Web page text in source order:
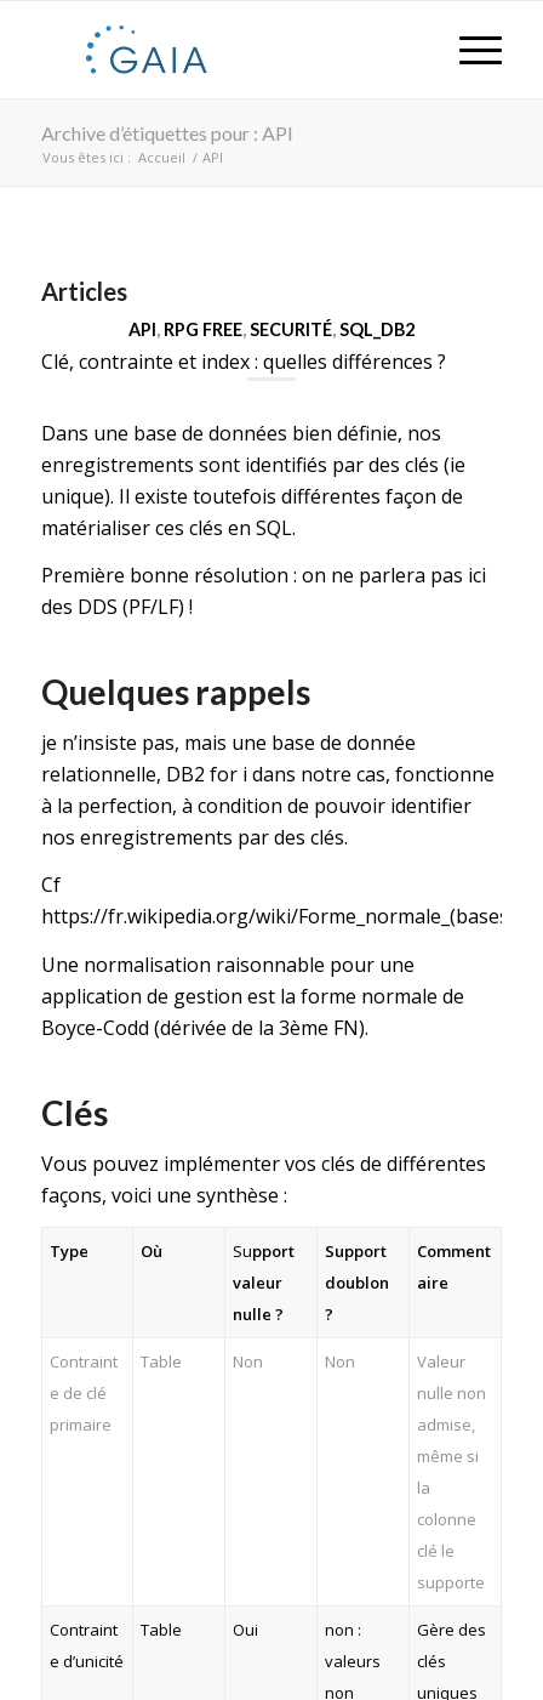
Archive d’étiquettes pour : API
Vous êtes ici : Accueil / API
Articles
API, RPG FREE,SECURITÉ,SQL_DB2
Clé, contrainte et index : quelles différences ?
Dans une base de données bien définie, nos
enregistrements sont identifiés par des clés (ie
unique). Il existe toutefois différentes façon de
matérialiser ces clés en SQL.
Première bonne résolution : on ne parlera pas ici
des DDS (PF/LF) !
Quelques rappels
je n’insiste pas, mais une base de donnée
relationnelle, DB2 for i dans notre cas, fonctionne
à la perfection, à condition de pouvoir identifier
nos enregistrements par des clés.
Cf
https://fr.wikipedia.org/wiki/
Une normalisation raisonnable pour une
application de gestion est la forme normale de
Boyce-Codd (dérivée de la 3ème FN).
Clés
Vous pouvez implémenter vos clés de différentes
façons, voici une synthèse :
Type Où Support
valeur
nulle ?
Support
doublon
?
Comment
aire
Contraint
e de clé
primaire
Table Non Non
Valeur
nulle non
admise,
même si
la
colonne
clé le
supporte
Contraint
e d’unicité
Table Oui
non :
valeurs
non
Gère des
clés
uniques